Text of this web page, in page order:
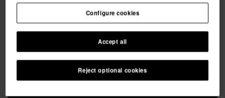
LIVRAISON OFFERTE. 48 dernières heures!
Reject optional cookies
Accept all
Configure cookies